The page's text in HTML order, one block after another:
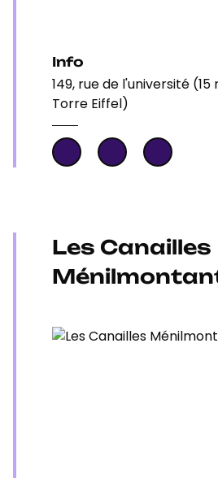
Info
149, rue de l'université
Torre Eiffel)
Les Canailles